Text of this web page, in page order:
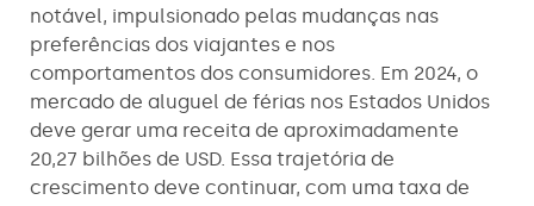
notável, impulsionado pelas mudanças nas
preferências dos viajantes e nos
comportamentos dos consumidores. Em 2024, o
mercado de aluguel de férias nos Estados Unidos
deve gerar uma receita de aproximadamente
20,27 bilhões de USD. Essa trajetória de
crescimento deve continuar, com uma taxa de